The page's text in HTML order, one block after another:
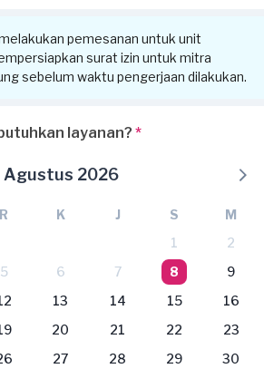
pemesanan untuk unit
surat izin untuk mitra
sebelum waktu pengerjaan dilakukan.
layanan? *
Agustus 2026
R K J S
M
1
2
5 6 7 8
9
13 14 15
16
20 21 22
23
27 28 29
30